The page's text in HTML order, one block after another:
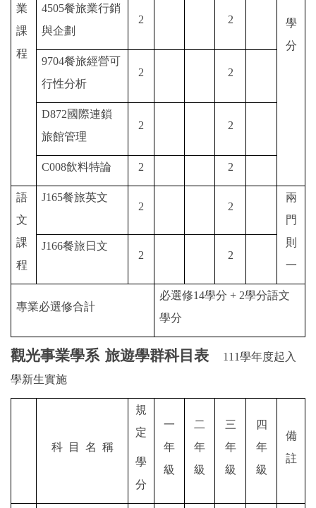
業
課
程
學
分
4505餐旅業行銷
與企劃
2 2
9704餐旅經營可
行性分析
2 2
D872國際連鎖
旅館管理
2 2
C008飲料特論 2 2
語
文
課
程
J165餐旅英文
2 2
兩
門
則
一
J166餐旅日文
2 2
專業必選修合計
必選修14學分 + 2學分語文
學分
觀光事業學系 旅遊學群科目表 111學年度起入
學新生實施
科 目 名 稱
規
定
學
分
一
年
級
二
年
級
三
年
級
四
年
級
備
註